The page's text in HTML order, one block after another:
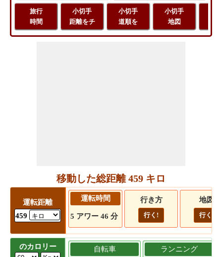
旅行
時間
小切手
距離をチ
小切手
道順を
小切手
地図
移動した総距離 459 キロ
運転距離
459
運転時間
5 アワー 46 分
行き方
行く!
地図
行く!
のカロリー
自転車
ランニング